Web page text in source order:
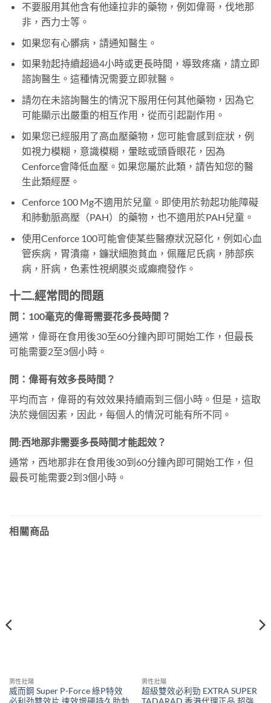
不要服用其他含有他達拉非的藥物，例如偉哥，伐地那
非，西力士等。
如果您有心髒病，請通知醫生。
如果勃起持續超過4小時或更長時間，導致疼痛，請立即
諮詢醫生。這種情況需要立即就醫。
請勿在未諮詢醫生的情況下服用任何其他藥物，因為它
可能顯示出嚴重的相互作用，從而引起副作用。
如果您已經服用了高血壓藥物，您可能會感到症狀，例
如視力模糊，意識模糊，暈眩或頭昏眼花，因為
Cenforce會降低血壓。如果您屬於此類，請告知您的醫
生此類經歷。
Cenforce 100 Mg不適用於兒童。即使用於勃起功能障礙
和肺動脈高壓（PAH）的藥物，也不適用於PAH兒童。
使用Cenforce 100可能會使某些醫療狀況惡化，例如心血
管疾病，胃潰瘍，鐮狀細胞貧血，佩羅尼氏病，肺部疾
病，肝病，色素性視網膜炎或癲癇發作。
十二.經常問的問題
問： 100毫克的偉哥需要花多長時間？
通常，偉哥在食用後30至60分鐘內即可開始工作，但最長
可能需要2至3個小時。
問： 偉哥有效多長時間？
平均而言，偉哥的有效效果持續兩到三個小時。但是，這取
決於幾個因素，因此，每個人的情況可能有所不同。
問:西地那非需要多長時間才能起效？
通常，西地那非在食用後30到60分鐘內即可開始工作，但
最長可能需要2到3個小時。
相關商品
男性壯陽
威而鋼 Super P-Force 綠P特效
男性壯陽
超級雙效必利勁 EXTRA SUPER